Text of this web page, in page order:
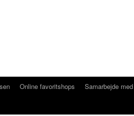
Online favoritshops Samarbejde